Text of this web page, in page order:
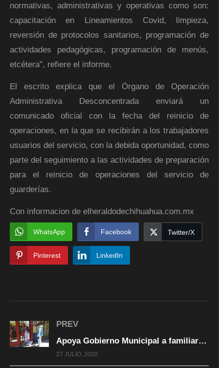
normativas, administrativas y operativas como son:
capacitación en Lineamientos Covid, limpieza,
reversión de protocolos sanitarios, programación de
actividades pedagógicas, programación de menús,
etcétera”, refiere el informe.
El escrito explica que el Órgano de Operación
Administrativa Desconcentrada enviará un
comunicado oficial con la fecha del reinicio de
operaciones, en la que se recibirán a los trabajadores
usuarios del servicio, con la debida oportunidad, como
parte del seguimiento a las actividades de preparación
para el reinicio de operaciones del servicio de
guarderías.
Con informacion de elheraldodechihuahua.com.mx
WhatsApp Facebook Twitter/X
Pinterest LinkedIn
PREV
Apoya Gobierno Municipal a familiares de policías caídos con ayuda alimentaria
27 JULIO, 2020